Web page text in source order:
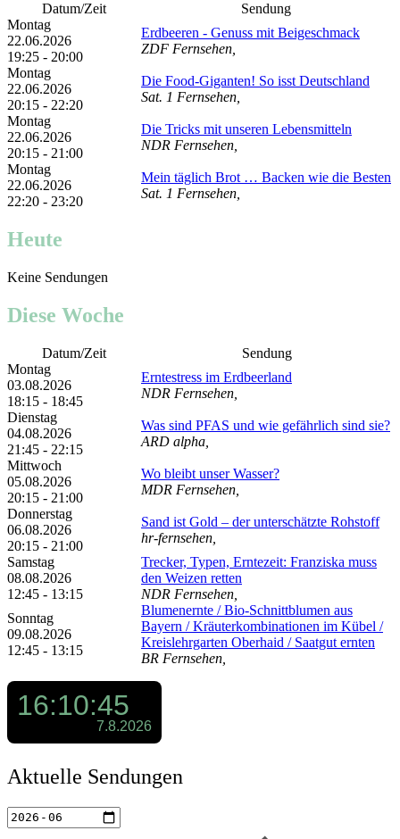
Datum/Zeit
Sendung
Montag
22.06.2026
19:25 - 20:00
Erdbeeren - Genuss mit Beigeschmack
ZDF Fernsehen,
Montag
22.06.2026
20:15 - 22:20
Die Food-Giganten! So isst Deutschland
Sat. 1 Fernsehen,
Montag
22.06.2026
20:15 - 21:00
Die Tricks mit unseren Lebensmitteln
NDR Fernsehen,
Montag
22.06.2026
22:20 - 23:20
Mein täglich Brot … Backen wie die Besten
Sat. 1 Fernsehen,
Heute
Keine Sendungen
Diese Woche
Datum/Zeit
Sendung
Montag
03.08.2026
18:15 - 18:45
Erntestress im Erdbeerland
NDR Fernsehen,
Dienstag
04.08.2026
21:45 - 22:15
Was sind PFAS und wie gefährlich sind sie?
ARD alpha,
Mittwoch
05.08.2026
20:15 - 21:00
Wo bleibt unser Wasser?
MDR Fernsehen,
Donnerstag
06.08.2026
20:15 - 21:00
Sand ist Gold – der unterschätzte Rohstoff
hr-fernsehen,
Samstag
08.08.2026
12:45 - 13:15
Trecker, Typen, Erntezeit: Franziska muss
den Weizen retten
NDR Fernsehen,
Sonntag
09.08.2026
12:45 - 13:15
Blumenernte /​ Bio-Schnittblumen aus
Bayern /​ Kräuterkombinationen im Kübel /​
Kreislehrgarten Oberhaid /​ Saatgut ernten
BR Fernsehen,
Aktuelle Sendungen